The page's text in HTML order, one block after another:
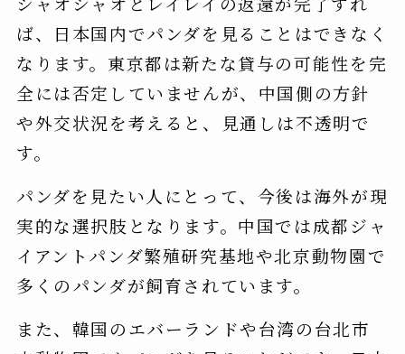
ば、日本国内でパンダを見ることはできなく
なります。東京都は新たな貸与の可能性を完
全には否定していませんが、中国側の方針
や外交状況を考えると、見通しは不透明で
す。
パンダを見たい人にとって、今後は海外が現
実的な選択肢となります。中国では成都ジャ
イアントパンダ繁殖研究基地や北京動物園で
多くのパンダが飼育されています。
また、韓国のエバーランドや台湾の台北市